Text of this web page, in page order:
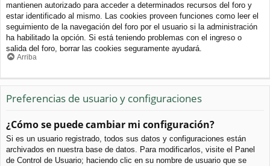
mantienen autorizado para acceder a determinados recursos del foro y
estar identificado al mismo. Las cookies proveen funciones como leer el
seguimiento de la navegación del foro por el usuario si la administración
ha habilitado la opción. Si está teniendo problemas con el ingreso o
salida del foro, borrar las cookies seguramente ayudará.
Arriba
Preferencias de usuario y configuraciones
¿Cómo se puede cambiar mi configuración?
Si es un usuario registrado, todos sus datos y configuraciones están
archivados en nuestra base de datos. Para modificarlos, visite el Panel
de Control de Usuario; haciendo clic en su nombre de usuario que se